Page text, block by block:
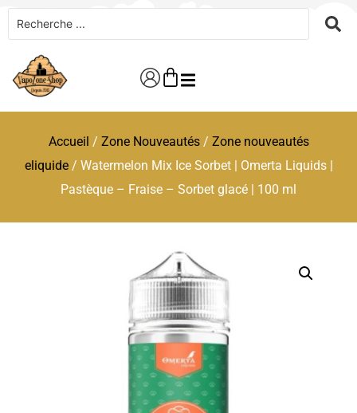
Accueil / Zone Nouveautés/ Zone nouveautés
eliquide/ Watermelon Mix Ice Sorbet | Omerta Liquids |
Pastèque – Fraise – Sorbet glacé | 100 ml